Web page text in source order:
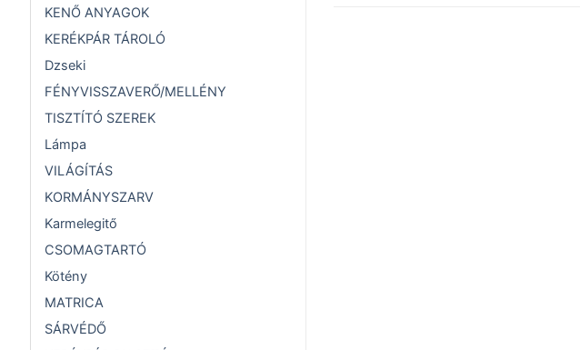
KENŐ ANYAGOK
KERÉKPÁR TÁROLÓ
Dzseki
FÉNYVISSZAVERŐ/MELLÉNY
TISZTÍTÓ SZEREK
Lámpa
VILÁGÍTÁS
KORMÁNYSZARV
Karmelegitő
CSOMAGTARTÓ
Kötény
MATRICA
SÁRVÉDŐ